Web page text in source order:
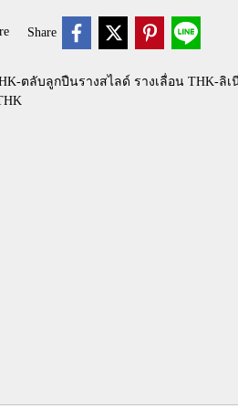
Share
ตลับลูกปืนรางสไลด์ รางเลื่อน THK-ลิเ